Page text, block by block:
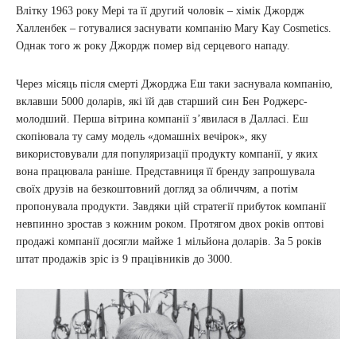
Влітку 1963 року Мері та її другий чоловік – хімік Джордж
Халленбек – готувалися заснувати компанію Mary Kay Cosmetics.
Однак того ж року Джордж помер від серцевого нападу.
Через місяць після смерті Джорджа Еш таки заснувала компанію,
вклавши 5000 доларів, які їй дав старший син Бен Роджерс-
молодший. Перша вітрина компанії з’явилася в Далласі. Еш
скопіювала ту саму модель «домашніх вечірок», яку
використовували для популяризації продукту компанії, у яких
вона працювала раніше. Представниця її бренду запрошувала
своїх друзів на безкоштовний догляд за обличчям, а потім
пропонувала продукти. Завдяки цій стратегії прибуток компанії
невпинно зростав з кожним роком. Протягом двох років оптові
продажі компанії досягли майже 1 мільйона доларів. За 5 років
штат продажів зріс із 9 працівників до 3000.